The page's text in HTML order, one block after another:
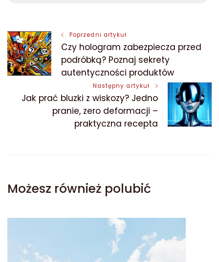
Nawigacja
wpisu
Poprzedni artykuł
Czy hologram zabezpiecza przed
podróbką? Poznaj sekrety
autentyczności produktów
Następny artykuł
Jak prać bluzki z wiskozy? Jedno
pranie, zero deformacji –
praktyczna recepta
Możesz również polubić